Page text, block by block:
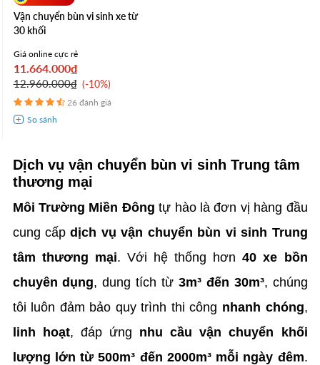
Vận chuyển bùn vi sinh xe từ
30 khối
Giá online cực rẻ
11.664.000₫
12.960.000₫ -10%
26 đánh giá
Dịch vụ vận chuyển bùn vi sinh Trung tâm
thương mại
Môi Trường Miền Đông tự hào là đơn vị hàng đầu
cung cấpdịch vụ vận chuyển bùn vi sinh Trung
tâm thương mại. Với hệ thống hơn40 xe bồn
chuyên dụng, dung tích từ 3m³ đến 30m³, chúng
tôi luôn đảm bảo quy trình thi công nhanh chóng,
linh hoạt, đáp ứng nhu cầu vận chuyển khối
lượng lớn từ 500m³ đến 2000m³ mỗi ngày đêm.